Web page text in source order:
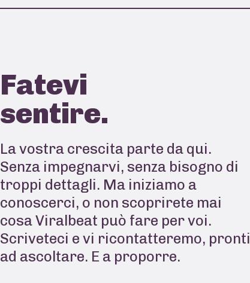
Fatevi
sentire.
La vostra crescita parte da qui.
Senza impegnarvi, senza bisogno di
troppi dettagli. Ma iniziamo a
conoscerci, o non scoprirete mai
cosa Viralbeat può fare per voi.
Scriveteci e vi ricontatteremo, pronti
ad ascoltare. E a proporre.